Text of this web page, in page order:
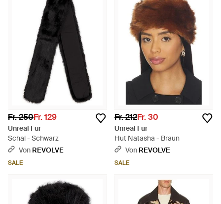
Fr. 250Fr. 129
Unreal Fur
Schal - Schwarz
Von REVOLVE
SALE
Fr. 212Fr. 30
Unreal Fur
Hut Natasha - Braun
Von REVOLVE
SALE